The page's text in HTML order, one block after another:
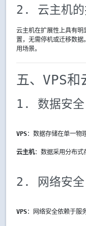
2. 云主机的
云主机在扩展性上具有
置，无需停机或迁移数
用场景。
五、VPS
1. 数据安全
VPS：数据存储在单一物
云主机：数据采用分布式
2. 网络安全
VPS：网络安全依赖于服